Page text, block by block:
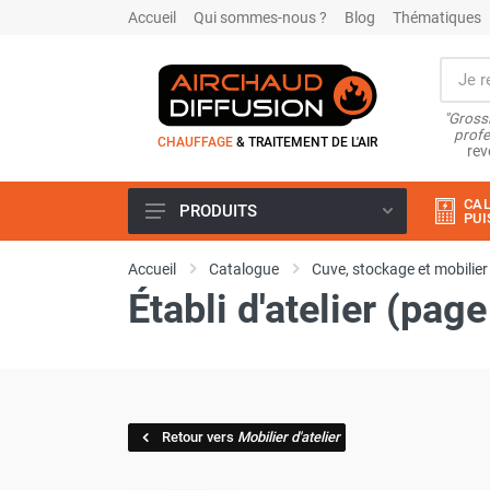
Accueil Qui sommes-nous ? Blog Thématiques
CHAUFFAGE & TRAITEMENT DE L'AIR
Climatiseur
Climatiseur mobile
Rafraichisseur d'air mobile
PRODUITS
Accueil Catalogue Cuve, stockage et mobilier
Établi d'atelier
Retour vers Mobilier d'atelier